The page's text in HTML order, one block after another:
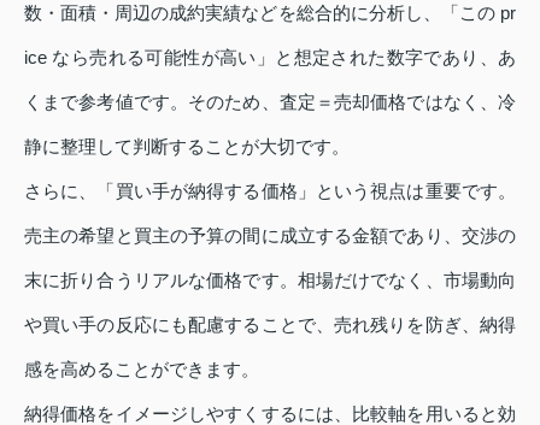
数・面積・周辺の成約実績などを総合的に分析し、「この pr
ice なら売れる可能性が高い」と想定された数字であり、あ
くまで参考値です。そのため、査定＝売却価格ではなく、冷
静に整理して判断することが大切です。
さらに、「買い手が納得する価格」という視点は重要です。
売主の希望と買主の予算の間に成立する金額であり、交渉の
末に折り合うリアルな価格です。相場だけでなく、市場動向
や買い手の反応にも配慮することで、売れ残りを防ぎ、納得
感を高めることができます。
納得価格をイメージしやすくするには、比較軸を用いると効